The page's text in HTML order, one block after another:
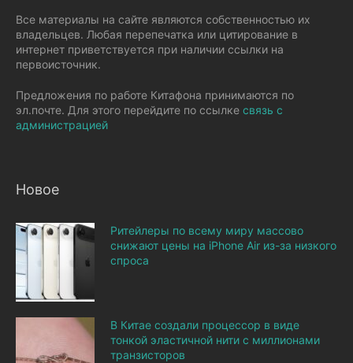
Все материалы на сайте являются собственностью их
владельцев. Любая перепечатка или цитирование в
интернет приветствуется при наличии ссылки на
первоисточник.
Предложения по работе Китафона принимаются по
эл.почте. Для этого перейдите по ссылке связь с
администрацией
Новое
Ритейлеры по всему миру массово
снижают цены на iPhone Air из-за низкого
спроса
В Китае создали процессор в виде
тонкой эластичной нити с миллионами
транзисторов